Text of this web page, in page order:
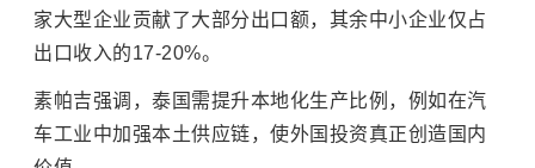
家大型企业贡献了大部分出口额，其余中小企业仅占
出口收入的17-20%。
素帕吉强调，泰国需提升本地化生产比例，例如在汽
车工业中加强本土供应链，使外国投资真正创造国内